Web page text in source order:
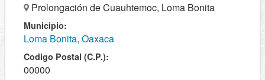
Prolongación de Cuauhtemoc, Loma Bonita
Municipio:
Loma Bonita, Oaxaca
Codigo Postal (C.P.):
00000